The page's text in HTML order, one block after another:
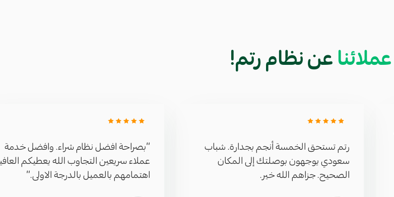
عملائنا عن نظام رتم!
رتم تستحق الخمسة أنجم بجدارة. شباب
سعودي يوجهون بوصلتك إلى المكان
الصحيح. جزاهم الله خير.
“بصراحة افضل نظام شراء. وافضل خدمة
عملاء سريعين التجاوب الله يعطيكم
اهتمامهم بالعميل بالدرجة الاولى.”